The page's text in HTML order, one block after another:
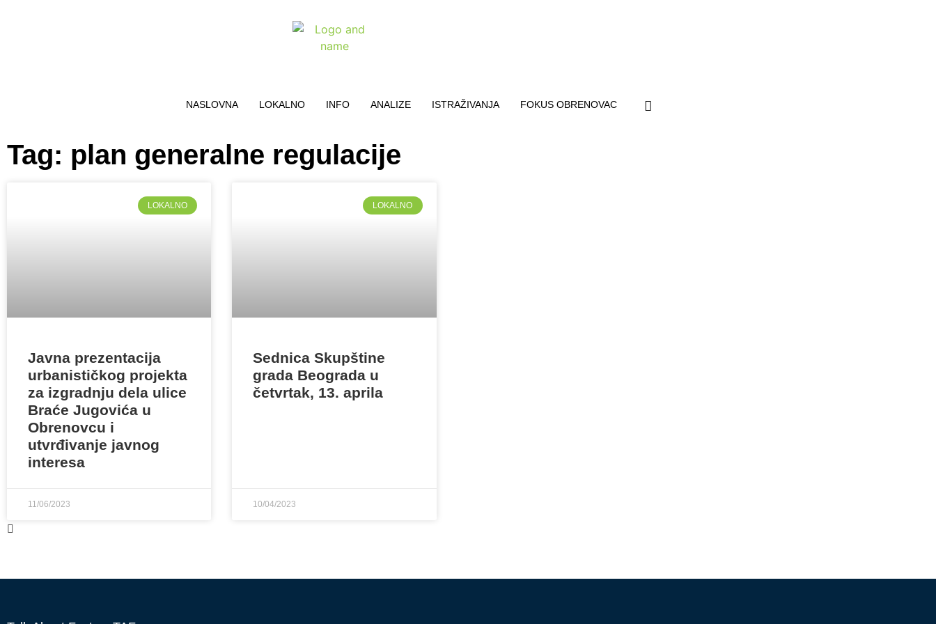
NASLOVNA LOKALNO INFO ANALIZE ISTRAŽIVANJA FOKUS OBRENOVAC
Tag: plan generalne regulacije
LOKALNO
Javna prezentacija
urbanističkog projekta
za izgradnju dela ulice
Braće Jugovića u
Obrenovcu i
utvrđivanje javnog
interesa
11/06/2023
LOKALNO
Sednica Skupštine
grada Beograda u
četvrtak, 13. aprila
10/04/2023